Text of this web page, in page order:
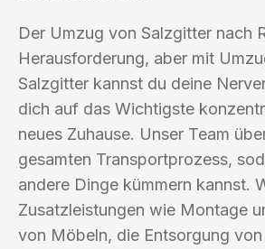
Der Umzug von Salzgitter nach
Herausforderung, aber mit
Salzgitter kannst du deine
dich auf das Wichtigste
neues Zuhause. Unser Team
gesamten Transportprozess,
andere Dinge kümmern kannst.
Zusatzleistungen wie Montage
von Möbeln, die Entsorgung von